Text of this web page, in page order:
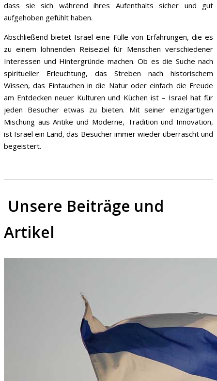
dass sie sich während ihres Aufenthalts sicher und gut
aufgehoben gefühlt haben.
Abschließend bietet Israel eine Fülle von Erfahrungen, die es
zu einem lohnenden Reiseziel für Menschen verschiedener
Interessen und Hintergründe machen. Ob es die Suche nach
spiritueller Erleuchtung, das Streben nach historischem
Wissen, das Eintauchen in die Natur oder einfach die Freude
am Entdecken neuer Kulturen und Küchen ist – Israel hat für
jeden Besucher etwas zu bieten. Mit seiner einzigartigen
Mischung aus Antike und Moderne, Tradition und Innovation,
ist Israel ein Land, das Besucher immer wieder überrascht und
begeistert.
Unsere Beiträge und
Artikel